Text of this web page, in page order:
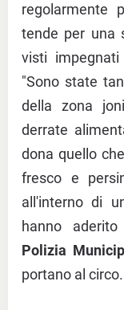
regolarmente
tende per una
visti
"Sono state
della zona
derrate
dona quello
fresco e
all'interno di
hanno
Polizia
portano al circo.